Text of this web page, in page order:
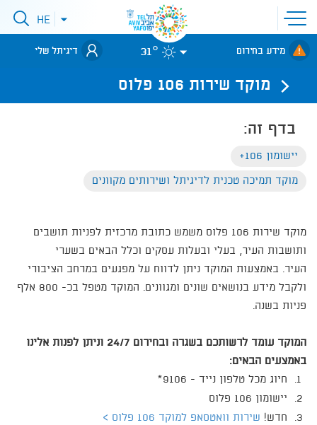
פתיחת
תפריט
אתר
לאתר עיריית
תל-אביב
פתיחתHE
מידע בחירום 31° דיגיתל שלי
מוקד שירות 106 פלוס
בדף זה:
יישומון 106+
מוקד תמיכה טכנית לדיגיתל ושירותים מקוונים
מוקד שירות 106 פלוס משמש כתובת מרכזית לפניות תושבים
ותושבות העיר, בעלי ובעלות עסקים וכלל הבאים בשערי
העיר. באמצעות המוקד ניתן לדווח על מפגעים במרחב הציבורי
ולקבל מידע בנושאים שונים ומגוונים. המוקד מטפל בכ- 800 אלף
פניות בשנה.
המוקד עומד לרשותכם בשגרה ובחירום 24/7 וניתן לפנות אלינו
באמצעים הבאים:
חיוג מכל טלפון נייד - 9106*
יישומון 106 פלוס
חדש! שירות וואטסאפ למוקד 106 פלוס >​